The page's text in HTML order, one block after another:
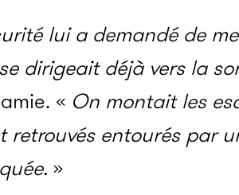
lui a demandé de
dirigeait déjà vers la
« On montait les
retrouvés entourés par
»